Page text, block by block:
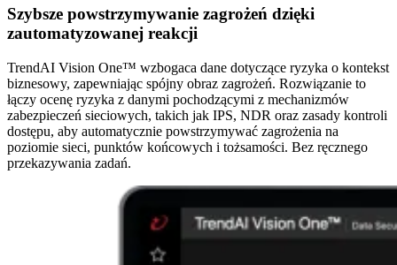
Szybsze powstrzymywanie zagrożeń dzięki
zautomatyzowanej reakcji
TrendAI Vision One™ wzbogaca dane dotyczące ryzyka o kontekst
biznesowy, zapewniając spójny obraz zagrożeń. Rozwiązanie to
łączy ocenę ryzyka z danymi pochodzącymi z mechanizmów
zabezpieczeń sieciowych, takich jak IPS, NDR oraz zasady kontroli
dostępu, aby automatycznie powstrzymywać zagrożenia na
poziomie sieci, punktów końcowych i tożsamości. Bez ręcznego
przekazywania zadań.